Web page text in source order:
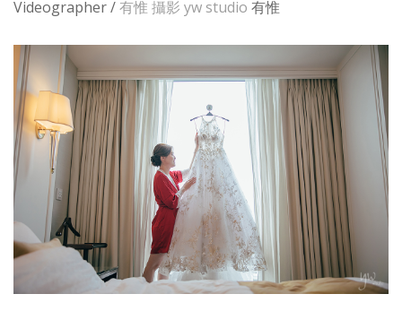
Videographer /有惟 攝影 yw studio 有惟